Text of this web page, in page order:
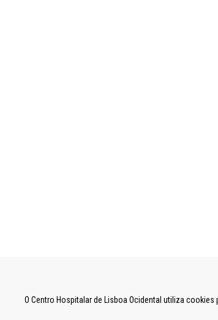
O Centro Hospitalar de Lisboa Ocidental utiliza
UNIDADE LOCAL DE SAÚDE